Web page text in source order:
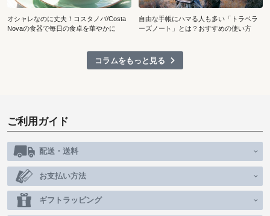
オシャレなのに丈夫！コスタノバ/Costa
Novaの食器で毎日の食卓を華やかに
自由な手帳にハマる人も多い「トラベラ
ーズノート」とは？おすすめの使い方
コラムをもっと見る
ご利用ガイド
配送・送料
お支払い方法
ギフトラッピング